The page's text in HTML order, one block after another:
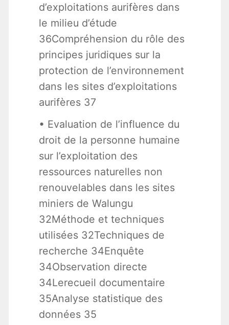
d’exploitations aurifères dans
le milieu d’étude
36Compréhension du rôle des
principes juridiques sur la
protection de l’environnement
dans les sites d’exploitations
aurifères 37
• Evaluation de l’influence du
droit de la personne humaine
sur l’exploitation des
ressources naturelles non
renouvelables dans les sites
miniers de Walungu
32Méthode et techniques
utilisées 32Techniques de
recherche 34Enquête
34Observation directe
34Lerecueil documentaire
35Analyse statistique des
données 35